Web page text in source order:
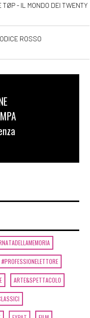
- IL MONDO DEI TWENTY
ROSSO
#PROFESSIONELETTORE
ARTE&SPETTACOLO